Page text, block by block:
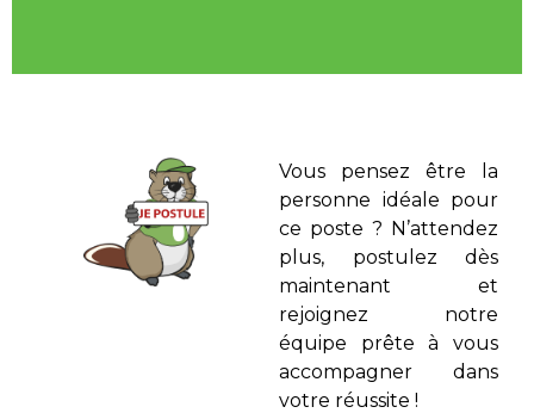
Vous pensez être la
personne idéale pour
ce poste ? N’attendez
plus, postulez dès
maintenant et
rejoignez notre
équipe prête à vous
accompagner dans
votre réussite !